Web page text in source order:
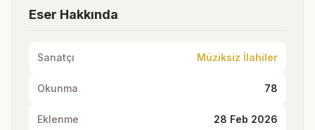
Eser Hakkında
Sanatçı Müziksiz İlahiler
Okunma 78
Eklenme 28 Feb 2026